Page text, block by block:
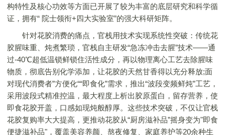
构特性及核心功效等方面已开展了较为丰富的底层研究和科学循
证，拥有“ 院士领衔+四大实验室”的强大科研矩阵。
针对花胶消费的痛点，官栈用技术实现系统性突破：传统花
胶腥味重、炖煮繁琐，官栈自主研发“急冻冲击去腥”技术——通
过-40℃超低温锁鲜锁住活性成分，再以物理离心工艺去除腥味
物质，彻底告别化学添加，让花胶的天然甘香得以充分释放;面
对现代消费者”方便化““即食化”需求，推出“波段变频鲜炖”工艺，
采用波段式精准控温，最大程度上析出胶原蛋白，留存营养，使
即食花胶开盖，口感如现炖般醇厚。这些技术突破，不仅让官栈
花胶复购率大大提高，更推动花胶从“厨房滋补品”摇身变为"即食
便捷滋补品"，覆盖美容养颜、熬夜修复、家庭养护等20余种生